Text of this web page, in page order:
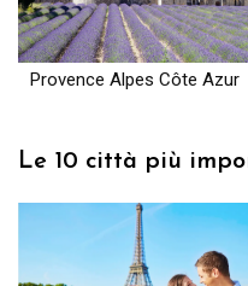
Provence Alpes Côte Azur
Le 10 città più